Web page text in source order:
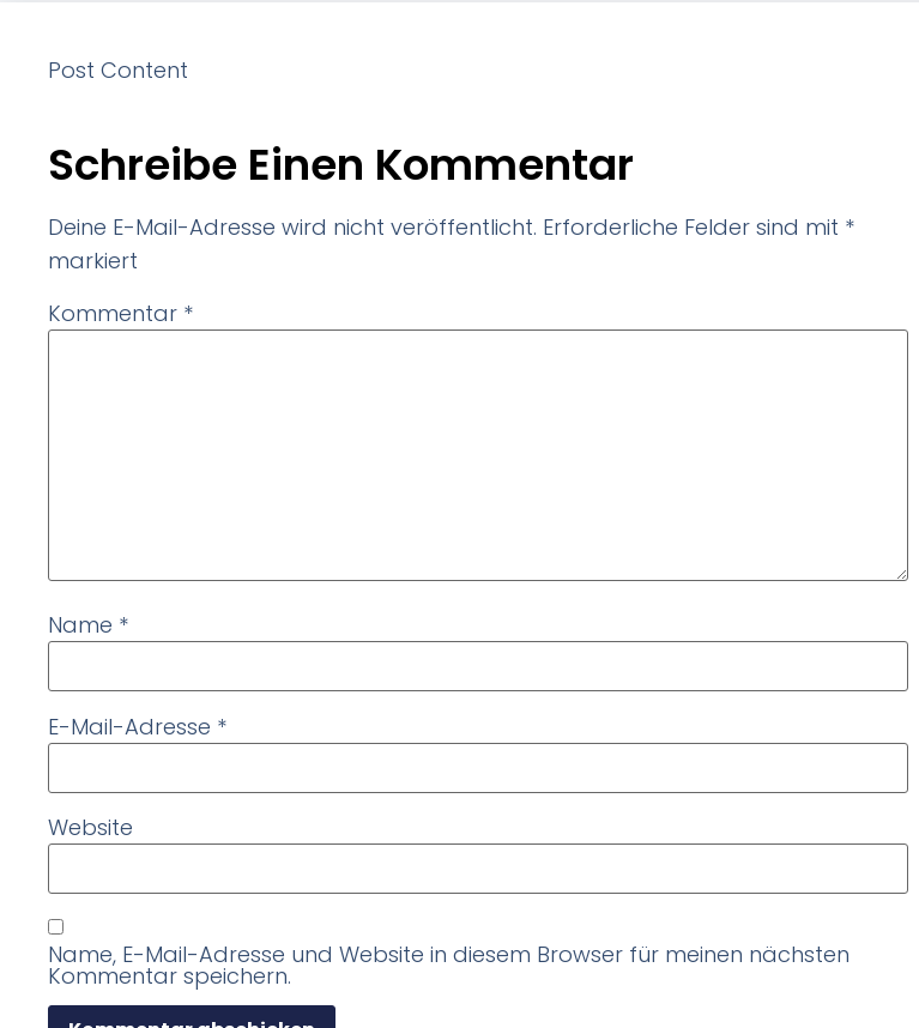
Post Content
Schreibe Einen Kommentar
Deine E-Mail-Adresse wird nicht veröffentlicht. Erforderliche Felder sind mit *
markiert
Kommentar *
Name *
E-Mail-Adresse *
Website
Name, E-Mail-Adresse und Website in diesem Browser für meinen nächsten
Kommentar speichern.